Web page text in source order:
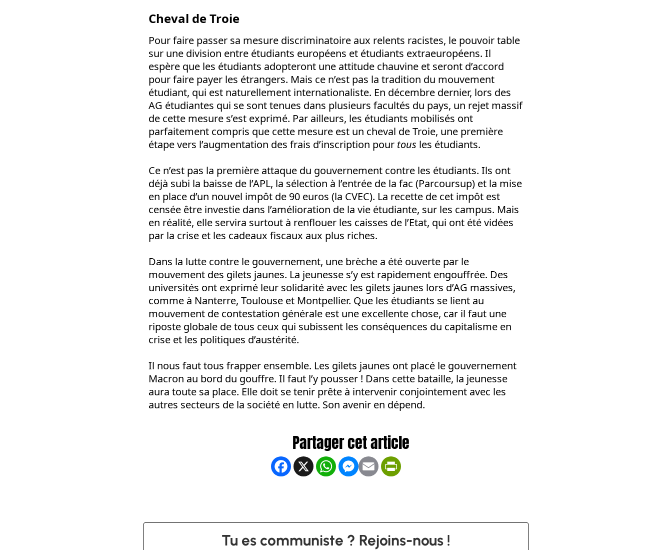
Cheval de Troie
Pour faire passer sa mesure discriminatoire aux relents racistes, le pouvoir table
sur une division entre étudiants européens et étudiants extraeuropéens. Il
espère que les étudiants adopteront une attitude chauvine et seront d’accord
pour faire payer les étrangers. Mais ce n’est pas la tradition du mouvement
étudiant, qui est naturellement internationaliste. En décembre dernier, lors des
AG étudiantes qui se sont tenues dans plusieurs facultés du pays, un rejet massif
de cette mesure s’est exprimé. Par ailleurs, les étudiants mobilisés ont
parfaitement compris que cette mesure est un cheval de Troie, une première
étape vers l’augmentation des frais d’inscription pour tous les étudiants.
Ce n’est pas la première attaque du gouvernement contre les étudiants. Ils ont
déjà subi la baisse de l’APL, la sélection à l’entrée de la fac (Parcoursup) et la mise
en place d’un nouvel impôt de 90 euros (la CVEC). La recette de cet impôt est
censée être investie dans l’amélioration de la vie étudiante, sur les campus. Mais
en réalité, elle servira surtout à renflouer les caisses de l’Etat, qui ont été vidées
par la crise et les cadeaux fiscaux aux plus riches.
Dans la lutte contre le gouvernement, une brèche a été ouverte par le
mouvement des gilets jaunes. La jeunesse s’y est rapidement engouffrée. Des
universités ont exprimé leur solidarité avec les gilets jaunes lors d’AG massives,
comme à Nanterre, Toulouse et Montpellier. Que les étudiants se lient au
mouvement de contestation générale est une excellente chose, car il faut une
riposte globale de tous ceux qui subissent les conséquences du capitalisme en
crise et les politiques d’austérité.
Il nous faut tous frapper ensemble. Les gilets jaunes ont placé le gouvernement
Macron au bord du gouffre. Il faut l’y pousser ! Dans cette bataille, la jeunesse
aura toute sa place. Elle doit se tenir prête à intervenir conjointement avec les
autres secteurs de la société en lutte. Son avenir en dépend.
Facebook
X WhatsApp
Messenger
Email
Tu es communiste ? Rejoins-nous !